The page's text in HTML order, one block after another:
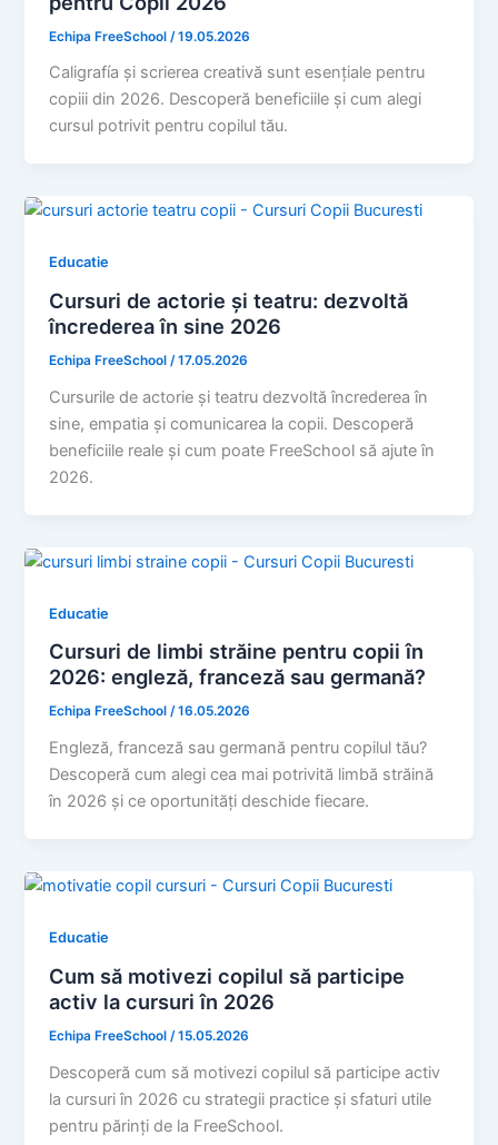
Echipa FreeSchool /19.05.2026
Caligrafía și scrierea creativă sunt esențiale pentru
copiii din 2026. Descoperă beneficiile și cum alegi
cursul potrivit pentru copilul tău.
Educatie
Cursuri de actorie și teatru: dezvoltă
încrederea în sine 2026
Echipa FreeSchool/17.05.2026
Cursurile de actorie și teatru dezvoltă încrederea în
sine, empatia și comunicarea la copii. Descoperă
beneficiile reale și cum poate FreeSchool să ajute în
2026.
Educatie
Cursuri de limbi străine pentru copii în
2026: engleză, franceză sau germană?
Echipa FreeSchool/16.05.2026
Engleză, franceză sau germană pentru copilul tău?
Descoperă cum alegi cea mai potrivită limbă străină
în 2026 și ce oportunități deschide fiecare.
Educatie
Cum să motivezi copilul să participe
activ la cursuri în 2026
Echipa FreeSchool /15.05.2026
Descoperă cum să motivezi copilul să participe activ
la cursuri în 2026 cu strategii practice și sfaturi utile
pentru părinți de la FreeSchool.